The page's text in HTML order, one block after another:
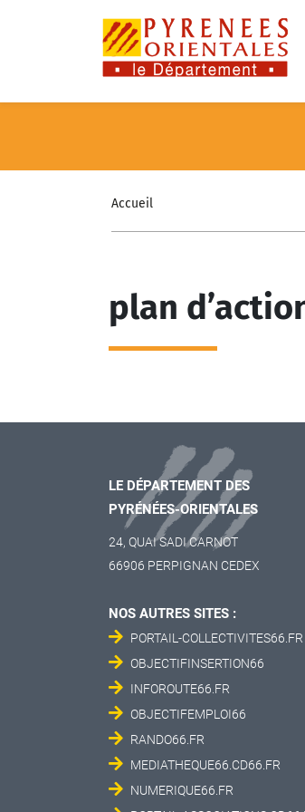
Accueil
plan
LE DÉPARTEMENT DES
PYRÉNÉES-ORIENTALES
24, QUAI SADI CARNOT
66906 PERPIGNAN CEDEX
NOS AUTRES SITES :
PORTAIL-COLLECTIVITES66.FR
OBJECTIFINSERTION66
INFOROUTE66.FR
OBJECTIFEMPLOI66
RANDO66.FR
MEDIATHEQUE66.CD66.FR
NUMERIQUE66.FR